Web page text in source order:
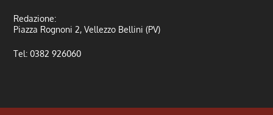
Redazione:
Piazza Rognoni 2, Vellezzo Bellini (PV)
Tel: 0382 926060